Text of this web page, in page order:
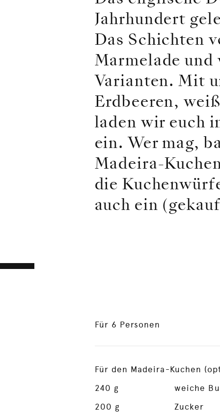
Jahrhundert
Das Schichten
Marmelade und
Varianten. Mit
Erdbeeren,
laden wir euch
ein. Wer mag,
Madeira-
die
auch ein
Für 6 Personen
Für den Madeira-Kuchen
240 g
weiche
200 g
Zucker